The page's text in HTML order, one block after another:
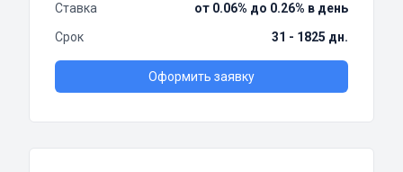
Ставка
от 0.06% до 0.26% в день
Срок
31 - 1825 дн.
Оформить заявку